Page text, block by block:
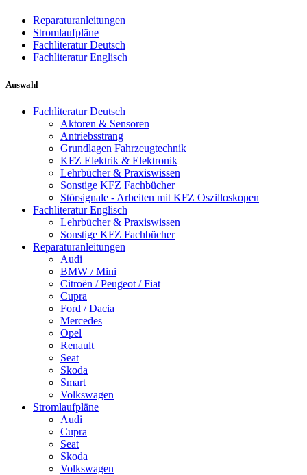
Reparaturanleitungen
Stromlaufpläne
Fachliteratur Deutsch
Fachliteratur Englisch
Auswahl
Fachliteratur Deutsch
Aktoren & Sensoren
Antriebsstrang
Grundlagen Fahrzeugtechnik
KFZ Elektrik & Elektronik
Lehrbücher & Praxiswissen
Sonstige KFZ Fachbücher
Störsignale - Arbeiten mit KFZ Oszilloskopen
Fachliteratur Englisch
Lehrbücher & Praxiswissen
Sonstige KFZ Fachbücher
Reparaturanleitungen
Audi
BMW / Mini
Citroën / Peugeot / Fiat
Cupra
Ford / Dacia
Mercedes
Opel
Renault
Seat
Skoda
Smart
Volkswagen
Stromlaufpläne
Audi
Cupra
Seat
Skoda
Volkswagen